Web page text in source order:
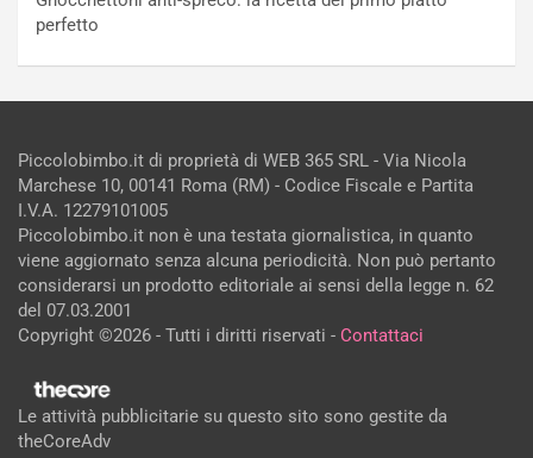
perfetto
Piccolobimbo.it di proprietà di WEB 365 SRL - Via Nicola
Marchese 10, 00141 Roma (RM) - Codice Fiscale e Partita
I.V.A. 12279101005
Piccolobimbo.it non è una testata giornalistica, in quanto
viene aggiornato senza alcuna periodicità. Non può pertanto
considerarsi un prodotto editoriale ai sensi della legge n. 62
del 07.03.2001
Copyright ©2026 - Tutti i diritti riservati - Contattaci
Le attività pubblicitarie su questo sito sono gestite da
theCoreAdv